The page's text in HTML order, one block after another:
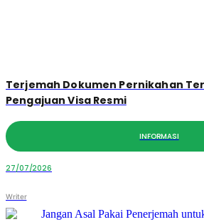
Terjemah Dokumen Pernikahan
Pengajuan Visa Resmi
INFORMASI
27/07/2026
Writer